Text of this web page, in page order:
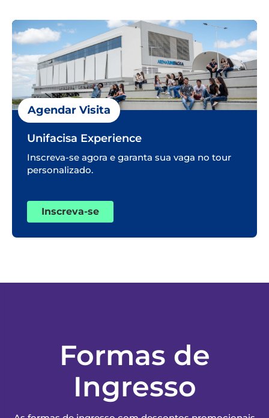
Agendar Visita
Unifacisa Experience
Inscreva-se agora e garanta sua vaga no tour
personalizado.
Inscreva-se
Formas de
Ingresso